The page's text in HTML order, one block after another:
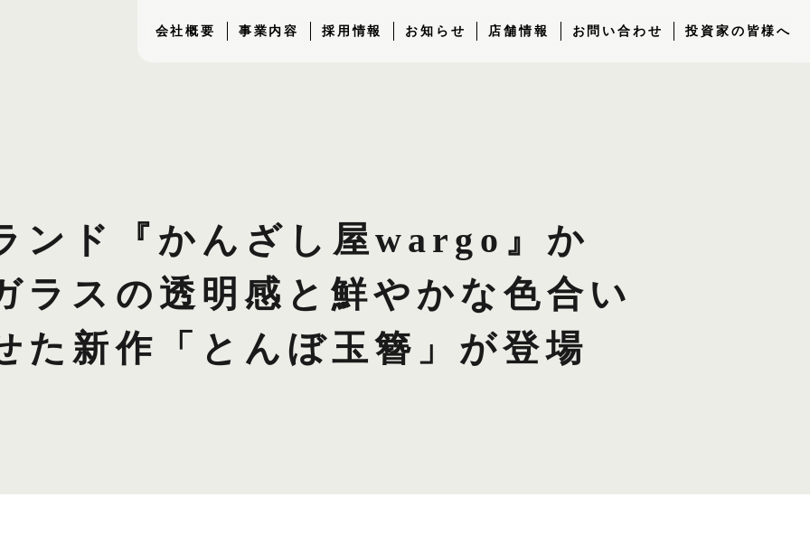
会社概要 事業内容 採用情報 お知らせ 店舗情報 お問い合わせ 投資家の皆様へ
ンド『かんざし屋wargo』か
ラスの透明感と鮮やかな色合い
た新作「とんぼ玉簪」が登場